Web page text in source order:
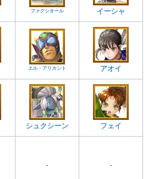
ファクシオール イーシャ
エル・アリカント アオイ
シュクシーン フェイ
- -